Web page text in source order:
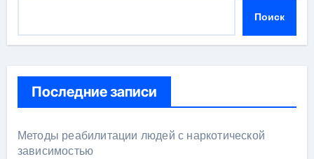
Поиск
Последние записи
Методы реабилитации людей с наркотической
зависимостью